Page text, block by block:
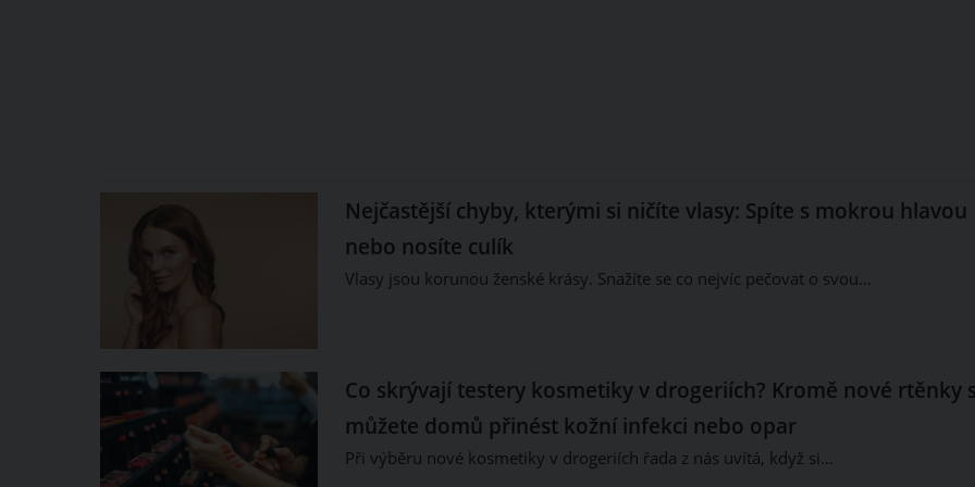
Nejčastější chyby, kterými si ničíte vlasy: Spíte s mokrou hlavou
nebo nosíte culík
Vlasy jsou korunou ženské krásy. Snažíte se co nejvíc pečovat o svou…
Co skrývají testery kosmetiky v drogeriích? Kromě nové rtěnky
můžete domů přinést kožní infekci nebo opar
Při výběru nové kosmetiky v drogeriích řada z nás uvítá, když si…